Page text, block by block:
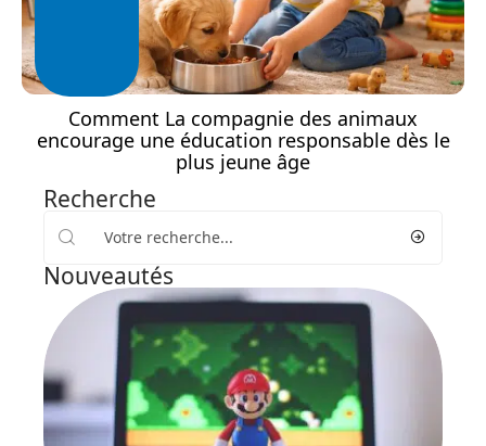
Comment La compagnie des animaux
encourage une éducation responsable dès le
plus jeune âge
Recherche
Nouveautés